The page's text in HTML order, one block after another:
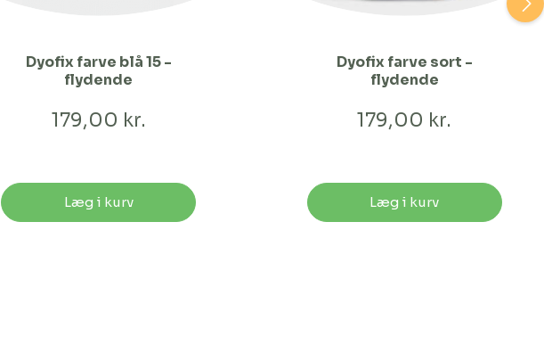
Dyofix farve blå 15 -
flydende
179,00 kr.
Læg i kurv
Dyofix farve sort -
flydende
179,00 kr.
Læg i kurv